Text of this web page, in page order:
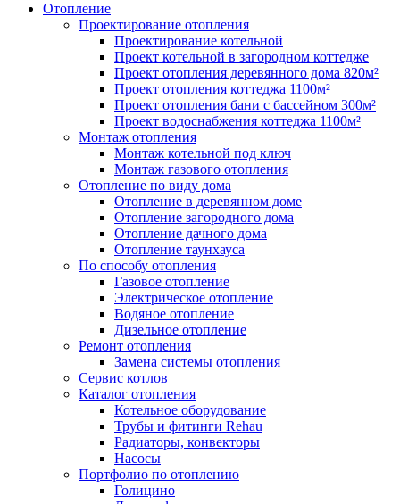
Отопление
Проектирование отопления
Проектирование котельной
Проект котельной в загородном коттедже
Проект отопления деревянного дома 820м²
Проект отопления коттеджа 1100м²
Проект отопления бани с бассейном 300м²
Проект водоснабжения коттеджа 1100м²
Монтаж отопления
Монтаж котельной под ключ
Монтаж газового отопления
Отопление по виду дома
Отопление в деревянном доме
Отопление загородного дома
Отопление дачного дома
Отопление таунхауса
По способу отопления
Газовое отопление
Электрическое отопление
Водяное отопление
Дизельное отопление
Ремонт отопления
Замена системы отопления
Сервис котлов
Каталог отопления
Котельное оборудование
Трубы и фитинги Rehau
Радиаторы, конвекторы
Насосы
Портфолио по отоплению
Голицино